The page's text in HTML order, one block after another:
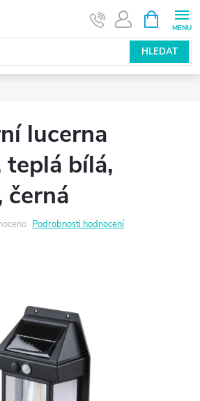
HLEDAT
NÁKUPNÍ
KOŠÍK
lucerna
teplá bílá,
černá
Podrobnosti hodnocení